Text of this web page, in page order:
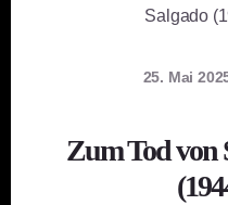
Salgado
25. Mai
Zum Tod von